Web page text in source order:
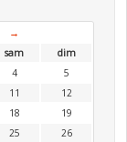
→
sam
dim
4
5
11
12
18
19
25
26